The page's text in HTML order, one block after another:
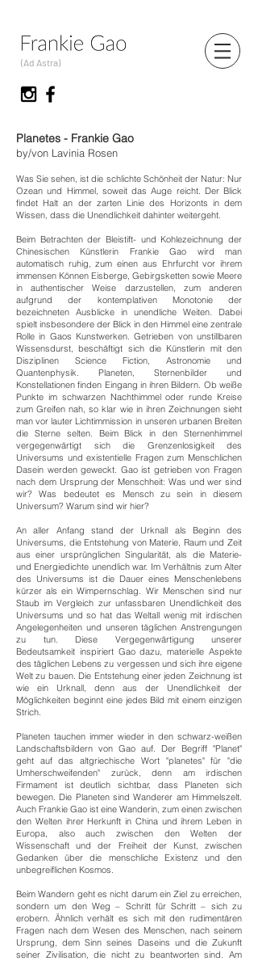
(Ad Astra)
Planetes - Frankie Gao
by/von Lavinia Rosen
Was Sie sehen, ist die schlichte Schönheit der Natur: Nur
Ozean und Himmel, soweit das Auge reicht. Der Blick
findet Halt an der zarten Linie des Horizonts in dem
Wissen, dass die Unendlichkeit dahinter weitergeht.
Beim Betrachten der Bleistift- und Kohlezeichnung der
Chinesischen Künstlerin Frankie Gao wird man
automatisch ruhig, zum einen aus Ehrfurcht vor ihrem
immensen Können Eisberge, Gebirgsketten sowie Meere
in authentischer Weise darzustellen, zum anderen
aufgrund der kontemplativen Monotonie der
bezeichneten Ausblicke in unendliche Weiten. Dabei
spielt insbesondere der Blick in den Himmel eine zentrale
Rolle in Gaos Kunstwerken. Getrieben von unstillbaren
Wissensdurst, beschäftigt sich die Künstlerin mit den
Disziplinen Science Fiction, Astronomie und
Quantenphysik. Planeten, Sternenbilder und
Konstellationen finden Eingang in ihren Bildern. Ob weiße
Punkte im schwarzen Nachthimmel oder runde Kreise
zum Greifen nah, so klar wie in ihren Zeichnungen sieht
man vor lauter Lichtimmission in unseren urbanen Breiten
die Sterne selten. Beim Blick in den Sternenhimmel
vergegenwärtigt sich die Grenzenlosigkeit des
Universums und existentielle Fragen zum Menschlichen
Dasein werden geweckt. Gao ist getrieben von Fragen
nach dem Ursprung der Menschheit: Was und wer sind
wir? Was bedeutet es Mensch zu sein in diesem
Universum? Warum sind wir hier?
An aller Anfang stand der Urknall als Beginn des
Universums, die Entstehung von Materie, Raum und Zeit
aus einer ursprünglichen Singularität, als die Materie-
und Energiedichte unendlich war. Im Verhältnis zum Alter
des Universums ist die Dauer eines Menschenlebens
kürzer als ein Wimpernschlag. Wir Menschen sind nur
Staub im Vergleich zur unfassbaren Unendlichkeit des
Universums und so hat das Weltall wenig mit irdischen
Angelegenheiten und unseren täglichen Anstrengungen
zu tun. Diese Vergegenwärtigung unserer
Bedeutsamkeit inspiriert Gao dazu, materielle Aspekte
des täglichen Lebens zu vergessen und sich ihre eigene
Welt zu bauen. Die Entstehung einer jeden Zeichnung ist
wie ein Urknall, denn aus der Unendlichkeit der
Möglichkeiten beginnt eine jedes Bild mit einem einzigen
Strich.
Planeten tauchen immer wieder in den schwarz-weißen
Landschaftsbildern von Gao auf. Der Begriff "Planet"
geht auf das altgriechische Wort "planetes" für "die
Umherschweifenden" zurück, denn am irdischen
Firmament ist deutlich sichtbar, dass Planeten sich
bewegen. Die Planeten sind Wanderer am Himmelszelt.
Auch Frankie Gao ist eine Wanderin, zum einen zwischen
den Welten ihrer Herkunft in China und ihrem Leben in
Europa, also auch zwischen den Welten der
Wissenschaft und der Freiheit der Kunst, zwischen
Gedanken über die menschliche Existenz und den
unbegreiflichen Kosmos.
Beim Wandern geht es nicht darum ein Ziel zu erreichen,
sondern um den Weg – Schritt für Schritt – sich zu
erobern. Ähnlich verhält es sich mit den rudimentären
Fragen nach dem Wesen des Menschen, nach seinem
Ursprung, dem Sinn seines Daseins und die Zukunft
seiner Zivilisation, die nicht zu beantworten sind. Am